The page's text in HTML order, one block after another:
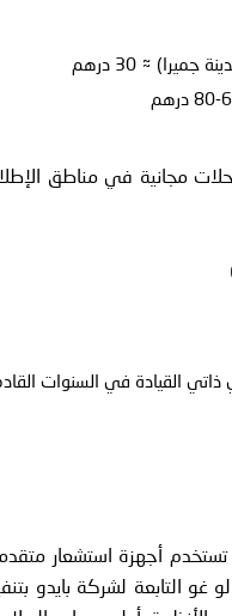
≈ 30 درهم
مجانية في مناطق
غو التابعة لشركة بايدو